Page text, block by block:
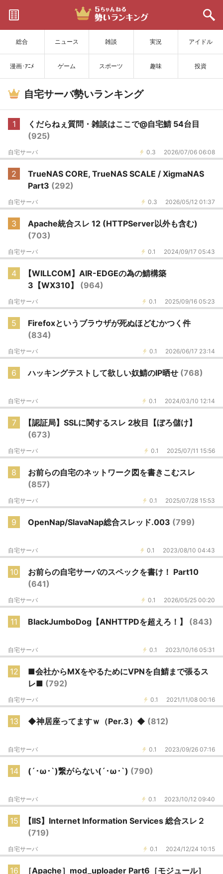
総合 ニュース 雑談 実況 アイドル
漫画･ｱﾆﾒ ゲーム スポーツ 趣味 投資
サイトを更新
自宅サーバ勢いランキング
1
くだらねぇ質問・雑談はここで@自宅鯖 54台目
(925)
0.3 2026/07/06 06:08
自宅サーバ
2
TrueNAS CORE, TrueNAS SCALE / XigmaNAS
Part3 (292)
0.3 2026/05/12 01:37
自宅サーバ
3
Apache統合スレ 12 (HTTPServer以外も含む)
(703)
0.1 2024/09/17 05:43
自宅サーバ
4
【WILLCOM】AIR-EDGEの為の鯖構築
3【WX310】 (964)
0.1 2025/09/16 05:23
自宅サーバ
5
Firefoxというブラウザが死ぬほどむかつく件
(834)
0.1 2026/06/17 23:14
自宅サーバ
6 ハッキングテストして欲しい奴鯖のIP晒せ (768)
0.1 2024/03/10 12:14
自宅サーバ
7
【認証局】SSLに関するスレ 2枚目【ぼろ儲け】
(673)
0.1 2025/07/11 15:56
自宅サーバ
8
お前らの自宅のネットワーク図を書きこむスレ
(857)
0.1 2025/07/28 15:53
自宅サーバ
9 OpenNap/SlavaNap総合スレッド.003 (799)
0.1 2023/08/10 04:43
自宅サーバ
10
お前らの自宅サーバのスペックを書け！ Part10
(641)
0.1 2026/05/25 00:20
自宅サーバ
11 BlackJumboDog【ANHTTPDを超えろ！】 (843)
0.1 2023/10/16 05:31
自宅サーバ
12
■会社からMXをやるためにVPNを自鯖まで張るス
レ■ (792)
0.1 2021/11/08 00:16
自宅サーバ
13 ◆神居座ってますｗ（Per.3）◆ (812)
0.1 2023/09/26 07:16
自宅サーバ
14 (´･ω･`)繋がらない(´･ω･`) (790)
0.1 2023/10/12 09:40
自宅サーバ
15
【IIS】Internet Information Services 総合スレ２
(719)
0.1 2024/12/24 10:15
自宅サーバ
16
［Apache］mod_uploader Part6［モジュール］